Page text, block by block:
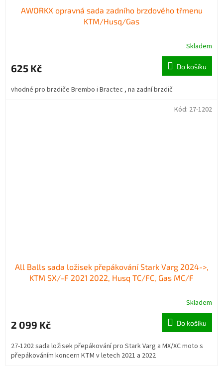
AWORKX opravná sada zadního brzdového třmenu
KTM/Husq/Gas
Skladem
625 Kč Do košíku
vhodné pro brzdiče Brembo i Bractec , na zadní brzdič
All Balls sada ložisek přepákování Stark Varg 2024->,
KTM SX/-F 2021 2022, Husq TC/FC, Gas MC/F
Skladem
2 099 Kč Do košíku
27-1202 sada ložisek přepákování pro Stark Varg a MX/XC moto s
přepákováním koncern KTM v letech 2021 a 2022
Kód: 27-1202